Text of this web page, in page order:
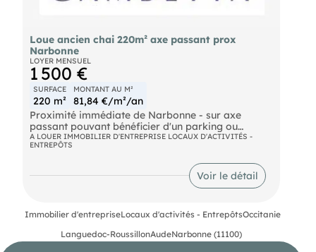
Loue ancien chai 220m² axe passant prox
Narbonne
LOYER MENSUEL
1 500 €
SURFACE
220 m²
MONTANT AU M²
81,84 €/m²/an
Proximité immédiate de Narbonne - sur axe
passant pouvant bénéficier d'un parking ou
terrasse privative - ancien chai avec pierres
apparentes- surface : 170m² - loyer : 1
A LOUER IMMOBILIER D'ENTREPRISE LOCAUX D'ACTIVITÉS -
ENTREPÔTS
Voir le détail
Immobilier d'entrepriseLocaux d'activités - EntrepôtsOccitanie
Languedoc-RoussillonAudeNarbonne (11100)